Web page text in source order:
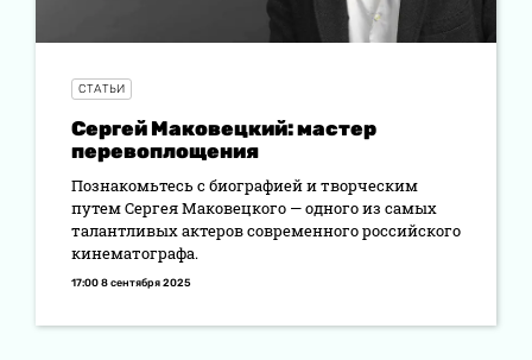
СТАТЬИ
Сергей Маковецкий: мастер
перевоплощения
Познакомьтесь с биографией и творческим
путем Сергея Маковецкого — одного из самых
талантливых актеров современного российского
кинематографа.
17:00 8 сентября 2025